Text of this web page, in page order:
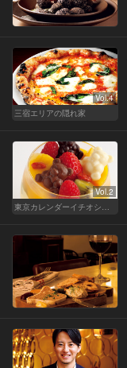
Vol.4
三宿エリアの隠れ家
Vol.2
東京カレンダーイチオシ！絶対外さない手土産